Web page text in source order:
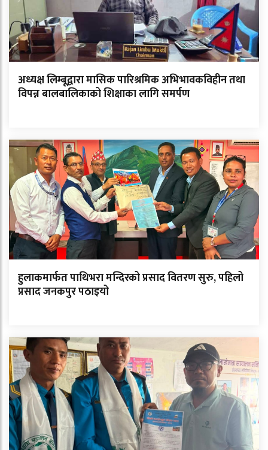
अध्यक्ष लिम्बूद्वारा मासिक पारिश्रमिक अभिभावकविहीन तथा
विपन्न बालबालिकाको शिक्षाका लागि समर्पण
हुलाकमार्फत पाथिभरा मन्दिरको प्रसाद वितरण सुरु, पहिलो
प्रसाद जनकपुर पठाइयो